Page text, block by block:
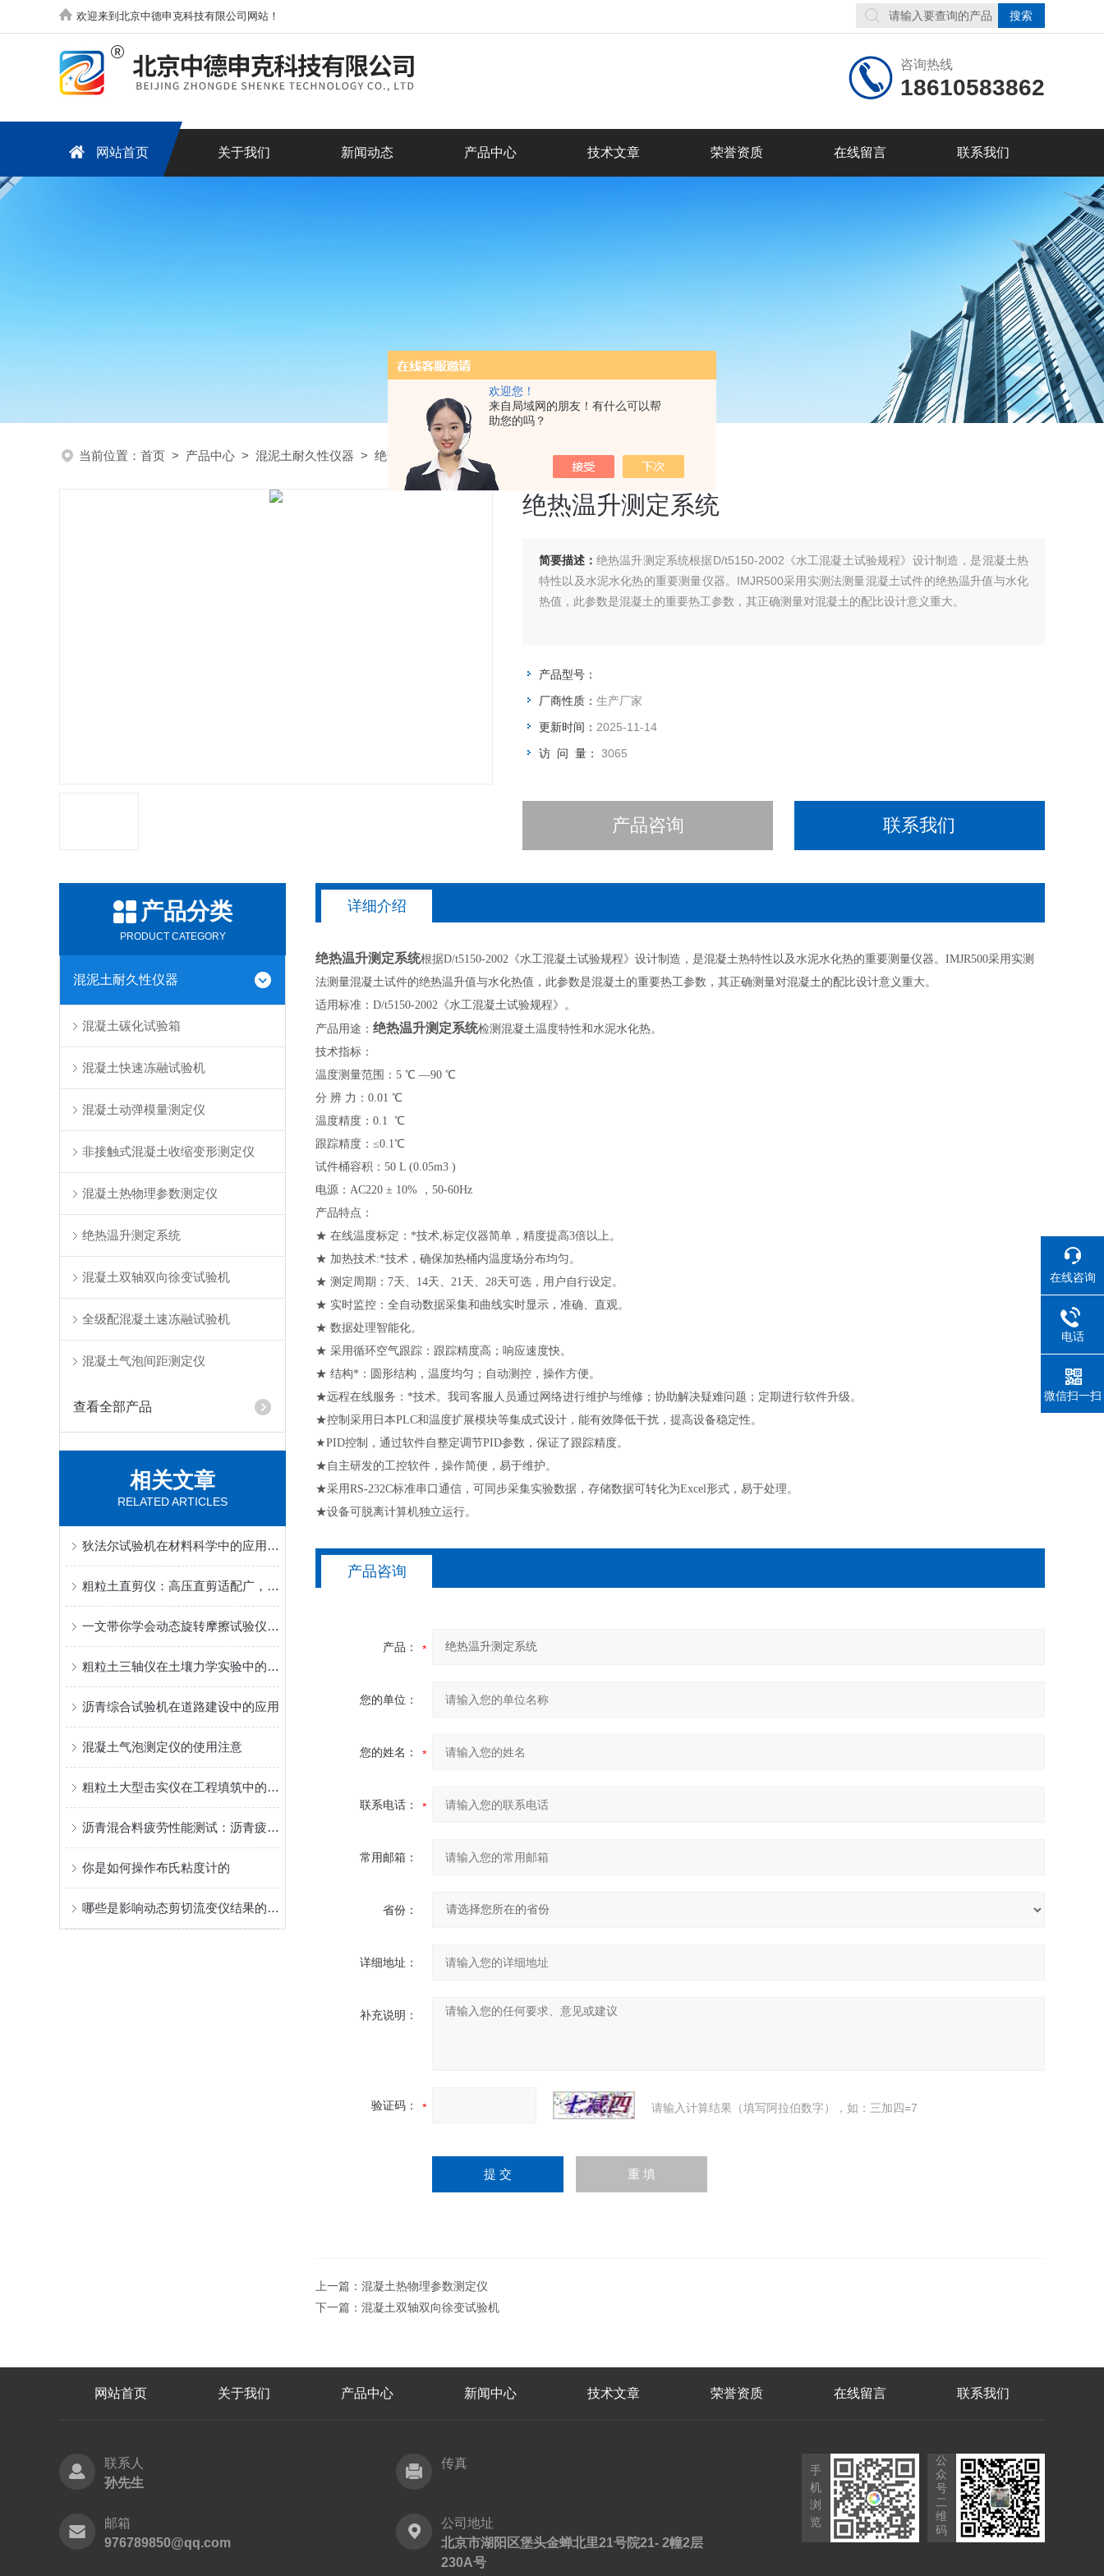
欢迎您！
来自局域网的朋友！有什么可以帮
助您的吗？
欢迎来到北京中德申克科技有限公司网站！
咨询热线
18610583862
网站首页 关于我们 新闻动态 产品中心 技术文章 荣誉资质 在线留言 联系我们
当前位置： 首页 > 产品中心 > 混泥土耐久性仪器 > 绝热温升测定系统 绝热温升测定系统
绝热温升测定系统
简要描述： 绝热温升测定系统根据D/t5150-2002《水工混凝土试验规程》设计制造，是混凝土热
特性以及水泥水化热的重要测量仪器。IMJR500采用实测法测量混凝土试件的绝热温升值与水化
热值，此参数是混凝土的重要热工参数，其正确测量对混凝土的配比设计意义重大。
产品型号：
厂商性质： 生产厂家
更新时间： 2025-11-14
访 问 量： 3065
产品咨询 联系我们
产品分类
PRODUCT CATEGORY
混泥土耐久性仪器
混凝土碳化试验箱
混凝土快速冻融试验机
混凝土动弹模量测定仪
非接触式混凝土收缩变形测定仪
混凝土热物理参数测定仪
绝热温升测定系统
混凝土双轴双向徐变试验机
全级配混凝土速冻融试验机
混凝土气泡间距测定仪
查看全部产品
相关文章
RELATED ARTICLES
狄法尔试验机在材料科学中的应用是什么？
粗粒土直剪仪：高压直剪适配广，精准测粗粒土抗剪强度
一文带你学会动态旋转摩擦试验仪的操作步骤
粗粒土三轴仪在土壤力学实验中的应用
沥青综合试验机在道路建设中的应用
混凝土气泡测定仪的使用注意
粗粒土大型击实仪在工程填筑中的质量控制研究
沥青混合料疲劳性能测试：沥青疲劳试验机的操作规范
你是如何操作布氏粘度计的
哪些是影响动态剪切流变仪结果的因素
详细介绍
绝热温升测定系统根据D/t5150-2002《水工混凝土试验规程》设计制造，是混凝土热特性以及水泥水化热的重要测量仪器。IMJR500采用实测
法测量混凝土试件的绝热温升值与水化热值，此参数是混凝土的重要热工参数，其正确测量对混凝土的配比设计意义重大。
适用标准：D/t5150-2002《水工混凝土试验规程》。
产品用途： 绝热温升测定系统检测混凝土温度特性和水泥水化热。
技术指标：
温度测量范围：5 ℃ —90 ℃
分 辨 力：0.01 ℃
温度精度：0.1 ℃
跟踪精度：≤0.1℃
试件桶容积：50 L (0.05m3 )
电源：AC220 ± 10% ，50-60Hz
产品特点：
★ 在线温度标定：*技术,标定仪器简单，精度提高3倍以上。
★ 加热技术:*技术，确保加热桶内温度场分布均匀。
★ 测定周期：7天、14天、21天、28天可选，用户自行设定。
★ 实时监控：全自动数据采集和曲线实时显示，准确、直观。
★ 数据处理智能化。
★ 采用循环空气跟踪：跟踪精度高；响应速度快。
★ 结构*：圆形结构，温度均匀；自动测控，操作方便。
★远程在线服务：*技术。我司客服人员通过网络进行维护与维修；协助解决疑难问题；定期进行软件升级。
★控制采用日本PLC和温度扩展模块等集成式设计，能有效降低干扰，提高设备稳定性。
★PID控制，通过软件自整定调节PID参数，保证了跟踪精度。
★自主研发的工控软件，操作简便，易于维护。
★采用RS-232C标准串口通信，可同步采集实验数据，存储数据可转化为Excel形式，易于处理。
★设备可脱离计算机独立运行。
产品咨询
产品：
您的单位：
您的姓名：
联系电话：
常用邮箱：
省份：
详细地址：
补充说明：
验证码： 请输入计算结果（填写阿拉伯数字），如：三加四=7
上一篇： 混凝土热物理参数测定仪
下一篇： 混凝土双轴双向徐变试验机
网站首页 关于我们 产品中心 新闻中心 技术文章 荣誉资质 在线留言 联系我们
联系人
孙先生
传真
邮箱
976789850@qq.com
公司地址
北京市湖阳区堡头金蝉北里21号院21- 2幢2层
230A号
手
机
浏
览
公
众
号
二
维
码
在线咨询
电话
微信扫一扫